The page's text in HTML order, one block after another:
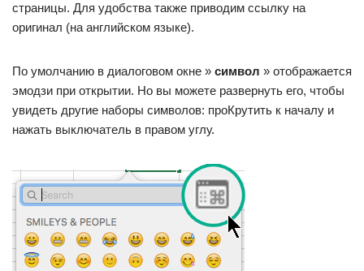
страницы. Для удобства также приводим ссылку на
оригинал (на английском языке).
По умолчанию в диалоговом окне » символ » отображается
эмодзи при открытии. Но вы можете развернуть его, чтобы
увидеть другие наборы символов: проКрутить к началу и
нажать выключатель в правом углу.